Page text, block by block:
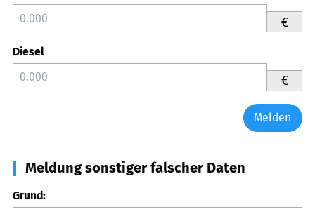
€
Diesel
€
Melden
Meldung sonstiger falscher Daten
Grund: